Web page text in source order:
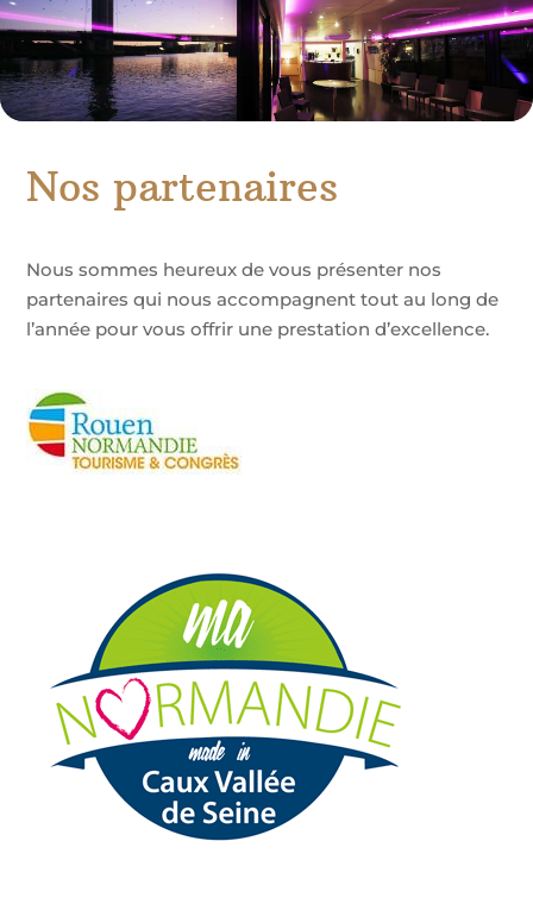
Nos partenaires
Nous sommes heureux de vous présenter nos
partenaires qui nous accompagnent tout au long de
l’année pour vous offrir une prestation d’excellence.